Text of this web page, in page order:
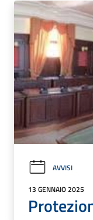
AVVISI
13 GENNAIO 2025